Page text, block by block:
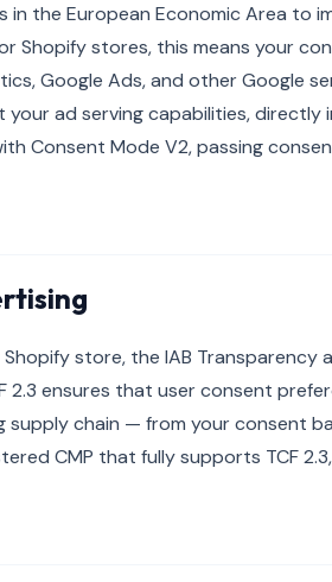
in the European Economic Area to
Shopify stores, this means your
Google Ads, and other Google
ad serving capabilities, directly
Consent Mode V2, passing
store, the IAB Transparency
2.3 ensures that user consent
chain — from your consent
CMP that fully supports TCF